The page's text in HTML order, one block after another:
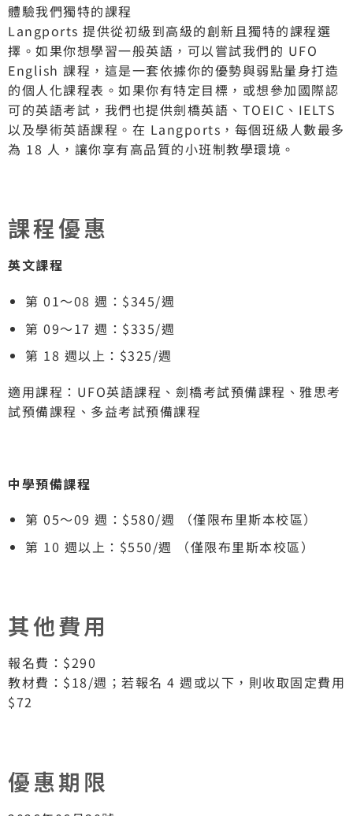
體驗我們獨特的課程
Langports 提供從初級到高級的創新且獨特的課程選
擇。如果你想學習一般英語，可以嘗試我們的 UFO
English 課程，這是一套依據你的優勢與弱點量身打造
的個人化課程表。如果你有特定目標，或想參加國際認
可的英語考試，我們也提供劍橋英語、TOEIC、IELTS
以及學術英語課程。在 Langports，每個班級人數最多
為 18 人，讓你享有高品質的小班制教學環境。
課程優惠
英文課程
第 01～08 週：$345/週
第 09～17 週：$335/週
第 18 週以上：$325/週
適用課程：UFO英語課程、劍橋考試預備課程、雅思考
試預備課程、多益考試預備課程
中學預備課程
第 05～09 週：$580/週 （僅限布里斯本校區）
第 10 週以上：$550/週 （僅限布里斯本校區）
其他費用
報名費：$290
教材費：$18/週；若報名 4 週或以下，則收取固定費用
$72
優惠期限